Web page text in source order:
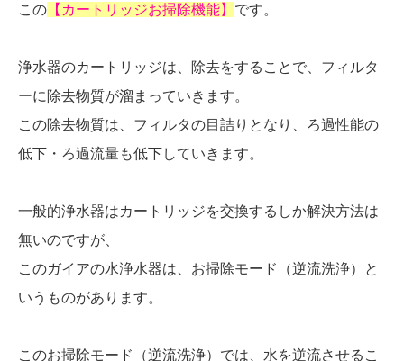
この 【カートリッジお掃除機能】 です。
浄水器のカートリッジは、除去をすることで、フィルタ
ーに除去物質が溜まっていきます。
この除去物質は、フィルタの目詰りとなり、ろ過性能の
低下・ろ過流量も低下していきます。
一般的浄水器はカートリッジを交換するしか解決方法は
無いのですが、
このガイアの水浄水器は、お掃除モード（逆流洗浄）と
いうものがあります。
このお掃除モード（逆流洗浄）では、水を逆流させるこ